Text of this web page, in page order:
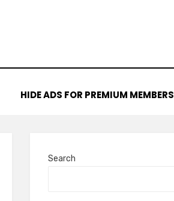
HIDE ADS FOR PREMIUM MEMBERS
Search